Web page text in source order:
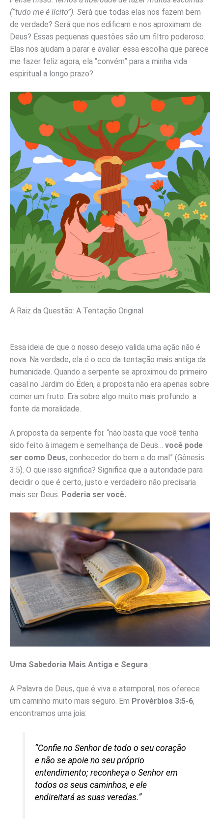
(“tudo me é lícito”). Será que todas elas nos fazem bem
de verdade? Será que nos edificam e nos aproximam de
Deus? Essas pequenas questões são um filtro poderoso.
Elas nos ajudam a parar e avaliar: essa escolha que parece
me fazer feliz agora, ela “convém” para a minha vida
espiritual a longo prazo?
A Raiz da Questão: A Tentação Original
Essa ideia de que o nosso desejo valida uma ação não é
nova. Na verdade, ela é o eco da tentação mais antiga da
humanidade. Quando a serpente se aproximou do primeiro
casal no Jardim do Éden, a proposta não era apenas sobre
comer um fruto. Era sobre algo muito mais profundo: a
fonte da moralidade.
A proposta da serpente foi: “não basta que você tenha
sido feito à imagem e semelhança de Deus… você pode
ser como Deus, conhecedor do bem e do mal” (Gênesis
3:5). O que isso significa? Significa que a autoridade para
decidir o que é certo, justo e verdadeiro não precisaria
mais ser Deus. Poderia ser você.
Uma Sabedoria Mais Antiga e Segura
A Palavra de Deus, que é viva e atemporal, nos oferece
um caminho muito mais seguro. Em Provérbios 3:5-6,
encontramos uma joia:
“Confie no Senhor de todo o seu coração
e não se apoie no seu próprio
entendimento; reconheça o Senhor em
todos os seus caminhos, e ele
endireitará as suas veredas.”